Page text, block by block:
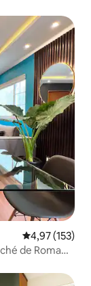
Évaluation
4,97 (153)
de Roma